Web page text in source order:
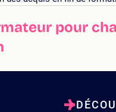
pour